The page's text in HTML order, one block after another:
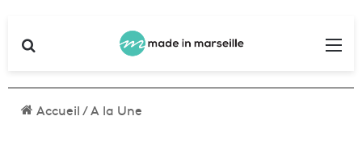
Accueil/A la Une